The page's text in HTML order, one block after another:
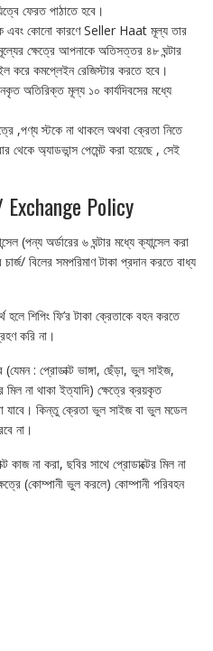
ফেরত পাঠাতে হবে।
এবং কোনো কারণে Seller Haat মূল্য তার
ক্ষেত্রে আপনাকে অতিসত্তর ৪৮ ঘন্টার
কমপ্লেইন রেজিস্টার করতে হবে।
অতিরিক্ত মূল্য ১০ কার্যদিবসের মধ্যে
,পণ্য স্টকে না থাকলে অথবা ক্রেতা নিতে
থেকে অ্যাডভান্স পেমেন্ট করা হয়েছে , সেই
Policy
(পন্য অর্ডারের ৬ ঘন্টার মধ্যে ক্যান্সেল করা
বিলের সমপরিমাণ টাকা প্রদান করতে বাধ্য
হলে শিপিং ফি’র টাকা ক্রেতাকে বহন করতে
করি না।
: প্রোডাক্ট ভাঙ্গা, ছেঁড়া, ভুল সাইজ,
মিল না থাকা ইত্যাদি) ক্ষেত্রে ক্রয়কৃত
যাবে। কিন্তু ক্রেতা ভুল সাইজ বা ভুল মডেল
না।
কাজ না করা, ছবির সাথে প্রোডাক্টের মিল না
(কোম্পানী ভুল করলে) কোম্পানী পরিবহন